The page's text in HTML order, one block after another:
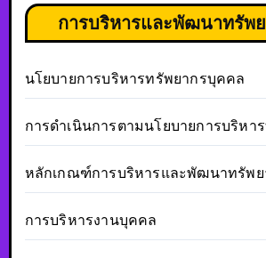
การบริหารและพัฒนาทรัพ
นโยบายการบริหารทรัพยากรบุคคล
การดำเนินการตามนโยบายการบริหา
หลักเกณฑ์การบริหารและพัฒนาทรัพ
การบริหารงานบุคคล